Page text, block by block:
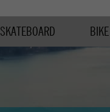
SKATEBOARD BIKE